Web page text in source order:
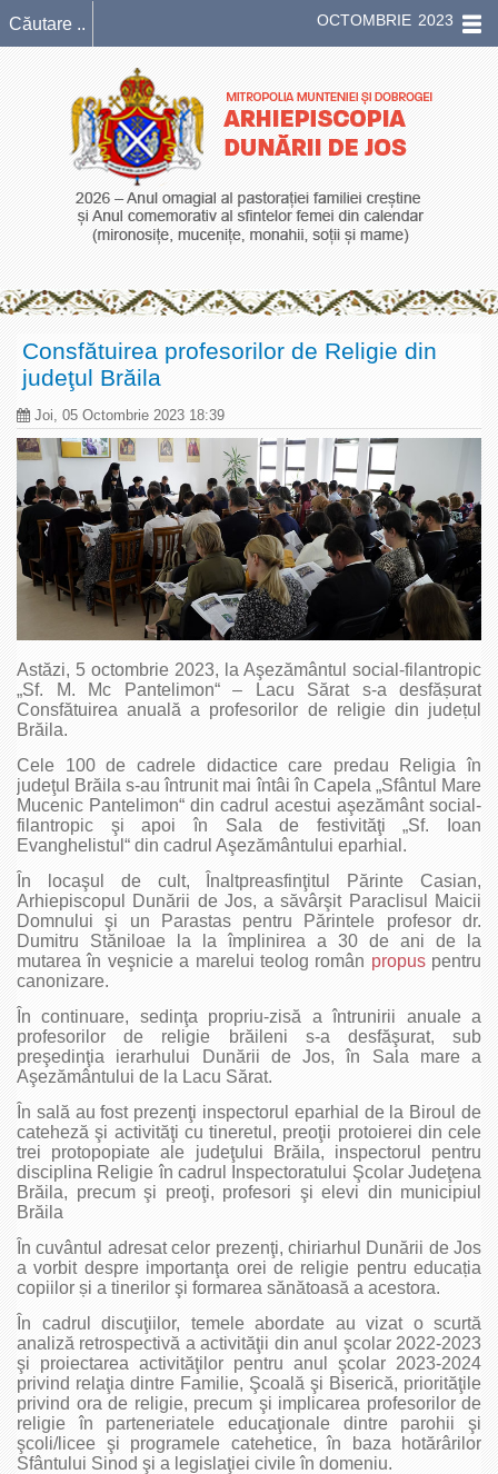
OCTOMBRIE 2023
Consfătuirea profesorilor de Religie din
judeţul Brăila
Joi, 05 Octombrie 2023 18:39
Astăzi, 5 octombrie 2023, la Aşezământul social-filantropic
„Sf. M. Mc Pantelimon“ – Lacu Sărat s-a desfășurat
Consfătuirea anuală a profesorilor de religie din județul
Brăila.
Cele 100 de cadrele didactice care predau Religia în
judeţul Brăila s-au întrunit mai întâi în Capela „Sfântul Mare
Mucenic Pantelimon“ din cadrul acestui aşezământ social-
filantropic şi apoi în Sala de festivităţi „Sf. Ioan
Evanghelistul“ din cadrul Aşezământului eparhial.
În locaşul de cult, Înaltpreasfinţitul Părinte Casian,
Arhiepiscopul Dunării de Jos, a săvârşit Paraclisul Maicii
Domnului şi un Parastas pentru Părintele profesor dr.
Dumitru Stăniloae la la împlinirea a 30 de ani de la
mutarea în veşnicie a marelui teolog român propuspentru
canonizare.
În continuare, sedinţa propriu-zisă a întrunirii anuale a
profesorilor de religie brăileni s-a desfăşurat, sub
preşedinţia ierarhului Dunării de Jos, în Sala mare a
Aşezământului de la Lacu Sărat.
În sală au fost prezenţi inspectorul eparhial de la Biroul de
cateheză şi activităţi cu tineretul, preoţii protoierei din cele
trei protopopiate ale judeţului Brăila, inspectorul pentru
disciplina Religie în cadrul Inspectoratului Şcolar Judeţena
Brăila, precum şi preoţi, profesori şi elevi din municipiul
Brăila
În cuvântul adresat celor prezenţi, chiriarhul Dunării de Jos
a vorbit despre importanţa orei de religie pentru educația
copiilor și a tinerilor şi formarea sănătoasă a acestora.
În cadrul discuţiilor, temele abordate au vizat o scurtă
analiză retrospectivă a activităţii din anul şcolar 2022-2023
şi proiectarea activităţilor pentru anul şcolar 2023-2024
privind relaţia dintre Familie, Şcoală şi Biserică, priorităţile
privind ora de religie, precum şi implicarea profesorilor de
religie în parteneriatele educaţionale dintre parohii şi
şcoli/licee şi programele catehetice, în baza hotărârilor
Sfântului Sinod şi a legislaţiei civile în domeniu.